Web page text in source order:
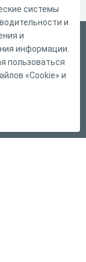
системы
и
и
информации.
пользоваться
«Cookie» и